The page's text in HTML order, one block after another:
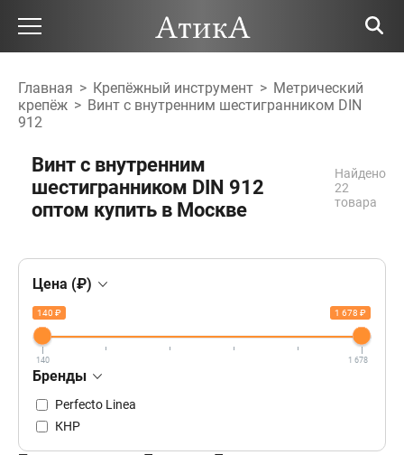
Главная > Крепёжный инструмент > Метрический
крепёж > Винт с внутренним шестигранником DIN
912
Винт с внутренним
шестигранником DIN 912
оптом купить в Москве
Найдено
22
товара
Цена (₽)
140 ₽ 1 678 ₽
140 1 678
Бренды
Perfecto Linea
КНР